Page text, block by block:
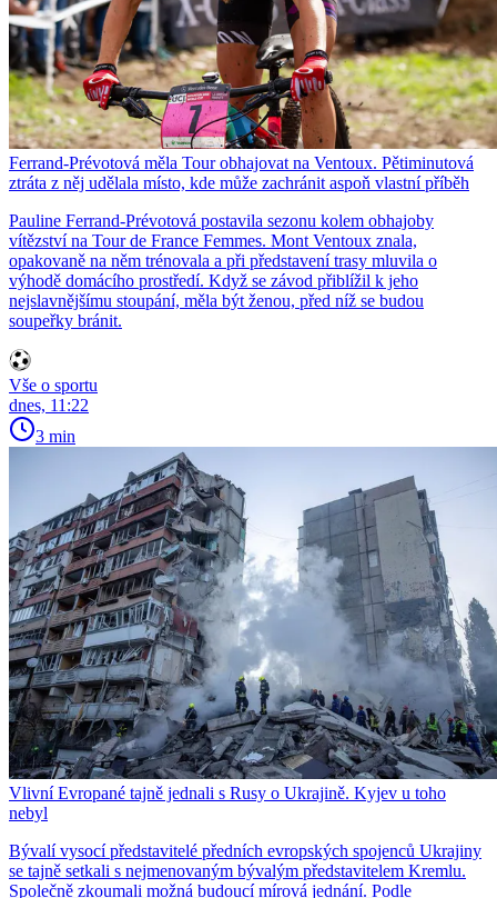
Ferrand-Prévotová měla Tour obhajovat na Ventoux. Pětiminutová
ztráta z něj udělala místo, kde může zachránit aspoň vlastní příběh
Pauline Ferrand-Prévotová postavila sezonu kolem obhajoby
vítězství na Tour de France Femmes. Mont Ventoux znala,
opakovaně na něm trénovala a při představení trasy mluvila o
výhodě domácího prostředí. Když se závod přiblížil k jeho
nejslavnějšímu stoupání, měla být ženou, před níž se budou
soupeřky bránit.
Vše o sportu
dnes, 11:22
3 min
Vlivní Evropané tajně jednali s Rusy o Ukrajině. Kyjev u toho
nebyl
Bývalí vysocí představitelé předních evropských spojenců Ukrajiny
se tajně setkali s nejmenovaným bývalým představitelem Kremlu.
Společně zkoumali možná budoucí mírová jednání. Podle